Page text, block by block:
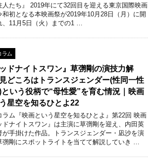
人たち』 2019年にて32回目を迎える東京国際映画
和初となる本映画祭が2019年10月28日（月）に開
、11月5日（火）までの1 …
ラム
ッドナイトスワン』草彅剛の演技力解
どころはトランスジェンダー(性同一性
という役柄で“母性愛”を育む情況｜映画
星空を知るひとよ22
ラム『映画という星空を知るひとよ』第22回 映画
ドナイトスワン』は主演に草彅剛を迎え、内田英
が手掛けた作品。トランスジェンダー・凪沙を演
彅剛にスポットライトを当てて解説していき …